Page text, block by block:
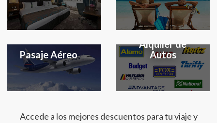
Pasaje Aéreo
Alquiler de
Autos
Accede a los mejores descuentos para tu viaje y